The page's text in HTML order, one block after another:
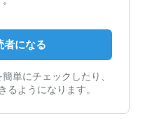
者になる
単にチェックしたり、
るようになります。